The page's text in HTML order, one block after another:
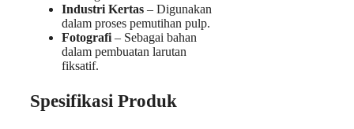
Industri Kertas – Digunakan
dalam proses pemutihan pulp.
Fotografi – Sebagai bahan
dalam pembuatan larutan
fiksatif.
Spesifikasi Produk